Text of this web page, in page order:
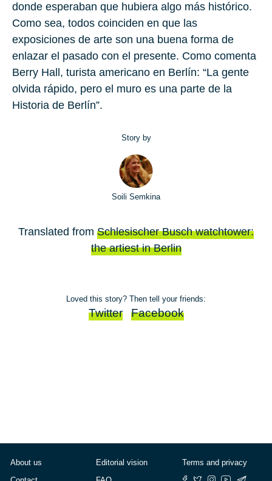
donde esperaban que hubiera algo más histórico.
Como sea, todos coinciden en que las
exposiciones de arte son una buena forma de
enlazar el pasado con el presente. Como comenta
Berry Hall, turista americano en Berlín: “La gente
olvida rápido, pero el muro es una parte de la
Historia de Berlín”.
Story by
Soili Semkina
Translated from Schlesischer Busch watchtower:
the artiest in Berlin
Loved this story? Then tell your friends:
Twitter Facebook
About us
Editorial vision
Terms and privacy